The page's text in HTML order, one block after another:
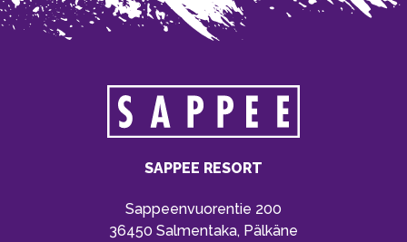
SAPPEE RESORT
Sappeenvuorentie 200
36450 Salmentaka, Pälkäne